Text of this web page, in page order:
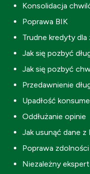
Konsolidacja
Poprawa BIK
Trudne kredyty dla
Jak się pozbyć
Jak się pozbyć
Przedawnienie
Upadłość
Oddłużanie opinie
Jak usunąć dane z
Poprawa
Niezależny